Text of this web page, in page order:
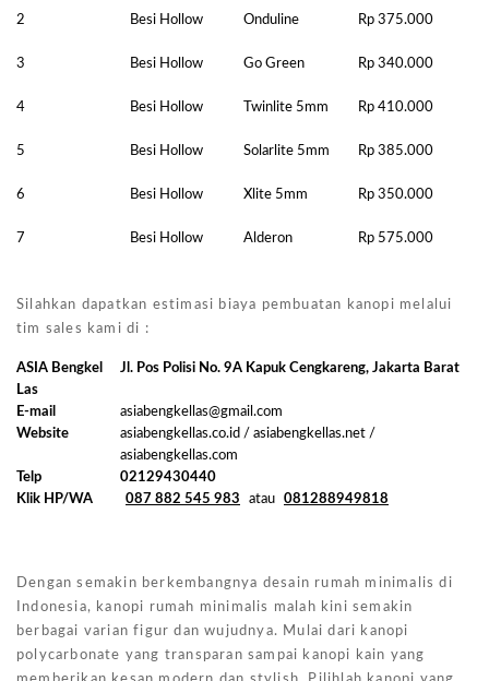
2 Besi Hollow Onduline Rp 375.000
3 Besi Hollow Go Green Rp 340.000
4 Besi Hollow Twinlite 5mm Rp 410.000
5 Besi Hollow Solarlite 5mm Rp 385.000
6 Besi Hollow Xlite 5mm Rp 350.000
7 Besi Hollow Alderon Rp 575.000
Silahkan dapatkan estimasi biaya pembuatan kanopi melalui
tim sales kami di :
ASIA Bengkel
Las
Jl. Pos Polisi No. 9A Kapuk Cengkareng, Jakarta Barat
E-mail
asiabengkellas@gmail.com
Website
asiabengkellas.co.id / asiabengkellas.net /
asiabengkellas.com
Telp
02129430440
Klik HP/WA
087 882 545 983 atau 081288949818
Dengan semakin berkembangnya desain rumah minimalis di
Indonesia, kanopi rumah minimalis malah kini semakin
berbagai varian figur dan wujudnya. Mulai dari kanopi
polycarbonate yang transparan sampai kanopi kain yang